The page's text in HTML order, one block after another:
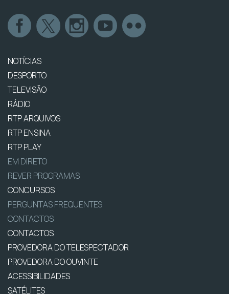
NOTÍCIAS
DESPORTO
TELEVISÃO
RÁDIO
RTP ARQUIVOS
RTP ENSINA
RTP PLAY
EM DIRETO
REVER PROGRAMAS
CONCURSOS
PERGUNTAS FREQUENTES
CONTACTOS
CONTACTOS
PROVEDORA DO TELESPECTADOR
PROVEDORA DO OUVINTE
ACESSIBILIDADES
SATÉLITES